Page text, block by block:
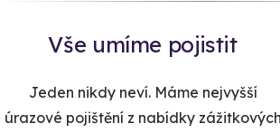
Vše umíme pojistit
Jeden nikdy neví. Máme nejvyšší
úrazové pojištění z nabídky zážitkových